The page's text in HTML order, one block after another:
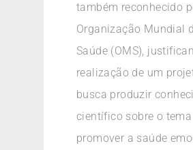
também reconhecido
Organização Mundial
Saúde (OMS),
realização de um
busca produzir
científico sobre o
promover a saúde